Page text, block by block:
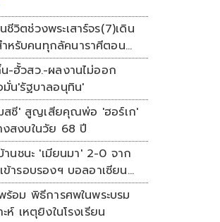
วิตช่วงพระเสาร์จร(7)เดิน
หรับคนทุกลัคนาราศีตอน
-ฮั้วสว.-ผลงานไม่ออก
มั่น'รัฐบาลอนุทิน'
มสซี' สูญเสียคุณพ่อ 'ฮอร์เก'
งสงบในวัย 68 ปี
านชนะ 'เมียนมา' 2-0 จาก
ข้ารอบรองฯ บอลอาเซียน
ปร์'
ร้อม พิธีการศพในพระบรม
ะห์ เหตุยิงในโรงเรียน